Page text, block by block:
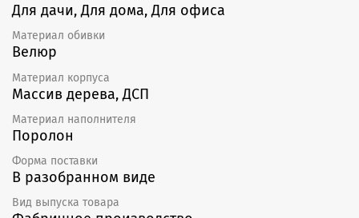
Для дачи, Для дома, Для офиса
Материал обивки
Велюр
Материал корпуса
Массив дерева, ДСП
Материал наполнителя
Поролон
Форма поставки
В разобранном виде
Вид выпуска товара